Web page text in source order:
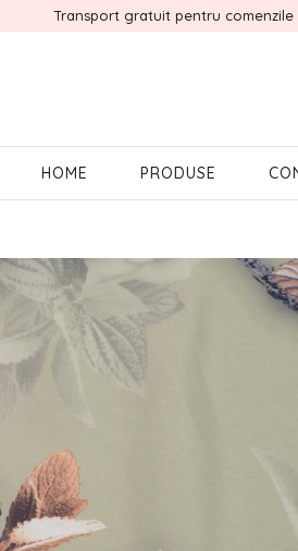
Transport gratuit pentru comenzile
HOME PRODUSE